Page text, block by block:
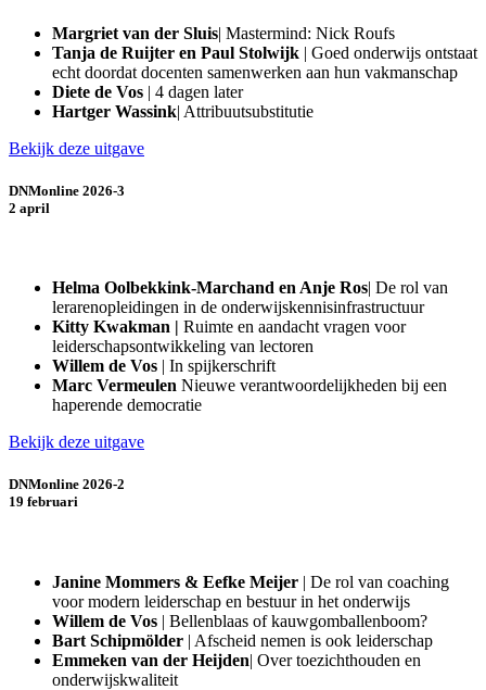
Margriet van der Sluis| Mastermind: Nick Roufs
Tanja de Ruijter en Paul Stolwijk | Goed onderwijs ontstaat
echt doordat docenten samenwerken aan hun vakmanschap
Diete de Vos | 4 dagen later
Hartger Wassink| Attribuutsubstitutie
Bekijk deze uitgave
DNMonline 2026-3
2 april
Helma Oolbekkink-Marchand en Anje Ros| De rol van
lerarenopleidingen in de onderwijskennisinfrastructuur
Kitty Kwakman | Ruimte en aandacht vragen voor
leiderschapsontwikkeling van lectoren
Willem de Vos | In spijkerschrift
Marc Vermeulen Nieuwe verantwoordelijkheden bij een
haperende democratie
Bekijk deze uitgave
DNMonline 2026-2
19 februari
Janine Mommers & Eefke Meijer | De rol van coaching
voor modern leiderschap en bestuur in het onderwijs
Willem de Vos | Bellenblaas of kauwgomballenboom?
Bart Schipmölder | Afscheid nemen is ook leiderschap
Emmeken van der Heijden| Over toezichthouden en
onderwijskwaliteit